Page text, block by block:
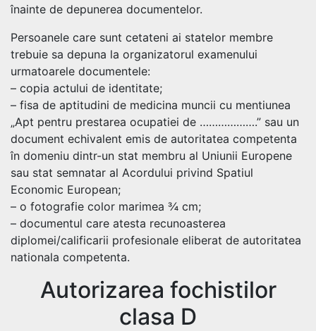
înainte de depunerea documentelor.
Persoanele care sunt cetateni ai statelor membre
trebuie sa depuna la organizatorul examenului
urmatoarele documentele:
– copia actului de identitate;
– fisa de aptitudini de medicina muncii cu mentiunea
„Apt pentru prestarea ocupatiei de ……………….” sau un
document echivalent emis de autoritatea competenta
în domeniu dintr-un stat membru al Uniunii Europene
sau stat semnatar al Acordului privind Spatiul
Economic European;
– o fotografie color marimea ¾ cm;
– documentul care atesta recunoasterea
diplomei/calificarii profesionale eliberat de autoritatea
nationala competenta.
Autorizarea fochistilor
clasa D